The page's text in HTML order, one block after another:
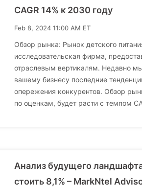
CAGR 14% к 2030 году
Feb 8, 2024 11:00 AM ET
Обзор рынка: Рынок детского
исследовательская фирма,
отраслевым вертикалям. Недавно
вашему бизнесу последние
опережения конкурентов. Обзор
по оценкам, будет расти с темпом
Анализ будущего
стоить 8,1% – MarkNtel